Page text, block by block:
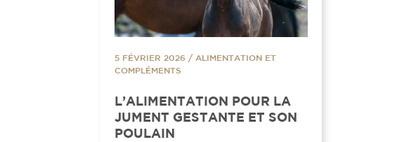
5 FÉVRIER 2026 / ALIMENTATION ET
COMPLÉMENTS
L’ALIMENTATION POUR LA
JUMENT GESTANTE ET SON
POULAIN